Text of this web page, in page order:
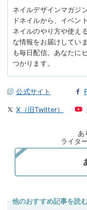
ネイルデザインマガジ
ドネイルから、イベン
ネイルのやり方や使え
な情報をお届けしてい
も毎日配信。あなたに
つかります。
公式サイト
X（旧Twitter）
あ
ライタ
他のおすすめ記事を読